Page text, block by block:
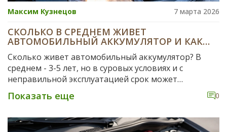
Максим Кузнецов 7 марта 2026
СКОЛЬКО В СРЕДНЕМ ЖИВЕТ
АВТОМОБИЛЬНЫЙ АККУМУЛЯТОР И КАК
ПРОДЛИТЬ ЕГО СРОК СЛУЖБЫ
Сколько живет автомобильный аккумулятор? В
среднем - 3-5 лет, но в суровых условиях и с
неправильной эксплуатацией срок может
сократиться до 2 лет. Узнайте, как продлить его
жизнь и когда менять.
Показать еще 0